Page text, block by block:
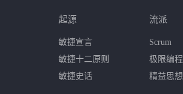
起源
敏捷宣言
敏捷十二原则
敏捷史话
流派
Scrum
极限编程
精益思想